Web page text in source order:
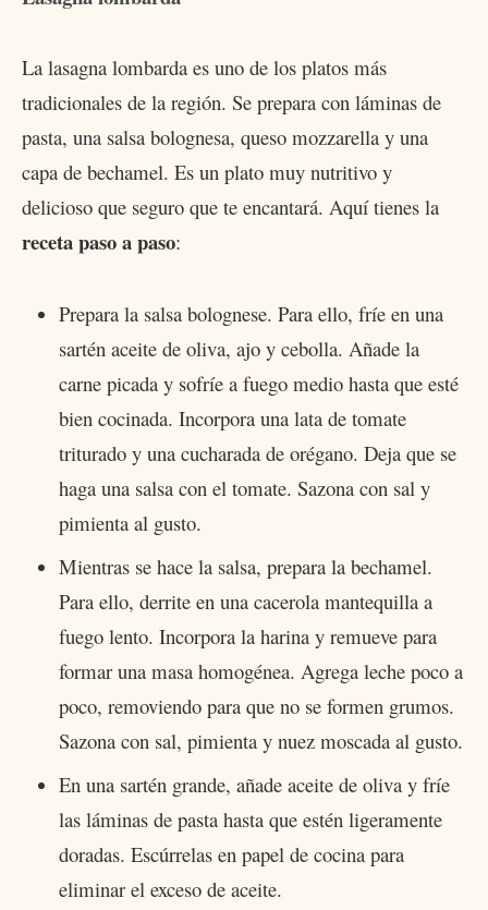
La lasagna lombarda es uno de los platos más
tradicionales de la región. Se prepara con láminas de
pasta, una salsa bolognesa, queso mozzarella y una
capa de bechamel. Es un plato muy nutritivo y
delicioso que seguro que te encantará. Aquí tienes la
receta paso a paso:
Prepara la salsa bolognese. Para ello, fríe en una
sartén aceite de oliva, ajo y cebolla. Añade la
carne picada y sofríe a fuego medio hasta que esté
bien cocinada. Incorpora una lata de tomate
triturado y una cucharada de orégano. Deja que se
haga una salsa con el tomate. Sazona con sal y
pimienta al gusto.
Mientras se hace la salsa, prepara la bechamel.
Para ello, derrite en una cacerola mantequilla a
fuego lento. Incorpora la harina y remueve para
formar una masa homogénea. Agrega leche poco a
poco, removiendo para que no se formen grumos.
Sazona con sal, pimienta y nuez moscada al gusto.
En una sartén grande, añade aceite de oliva y fríe
las láminas de pasta hasta que estén ligeramente
doradas. Escúrrelas en papel de cocina para
eliminar el exceso de aceite.